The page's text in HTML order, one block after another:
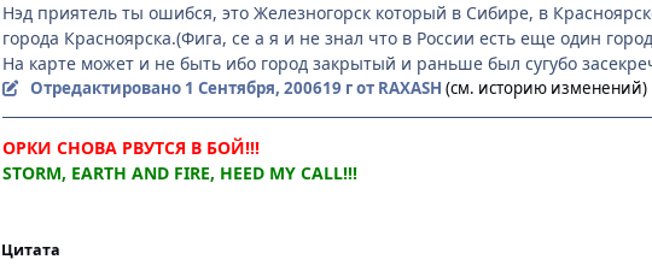
Нэд приятель ты ошибся, это Железногорск который в Сибире, в
города Красноярска.(Фига, се а я и не знал что в России есть еще один
На карте может и не быть ибо город закрытый и раньше был сугубо
Отредактировано 1 Сентября, 200619 гот RAXASH (см. историю изменений)
ОРКИ СНОВА РВУТСЯ В БОЙ!!!
STORM, EARTH AND FIRE, HEED MY CALL!!!
Цитата